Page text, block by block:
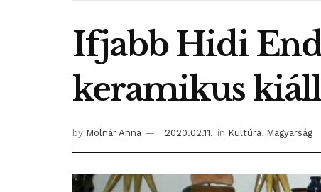
Ifjabb Hidi
keramikus
by Molnár Anna 2020.02.11. in Kultúra, Magyarság